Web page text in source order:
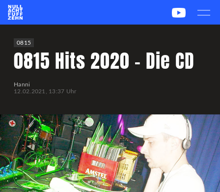
csstats.gg PUBG Report
0815
0815 Hits 2020 – Die CD
Hanni
12.02.2021, 13:37 Uhr